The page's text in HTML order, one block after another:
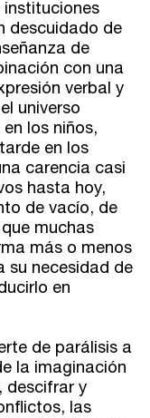
descuidado de
de
con una
verbal y
universo
los niños,
en los
carencia casi
hasta hoy,
de vacío, de
muchas
más o menos
su necesidad de
en
de parálisis a
la imaginación
descifrar y
las